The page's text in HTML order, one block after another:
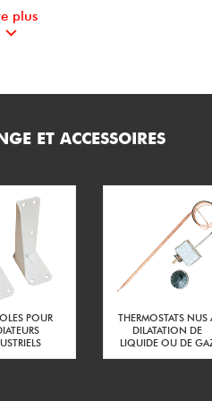
165
ISO 20
Polyamide
230 V Mono ou 230 V Tri
6
plus
ET ACCESSOIRES
POUR
THERMOSTATS NUS
DILATATION DE
LIQUIDE OU DE